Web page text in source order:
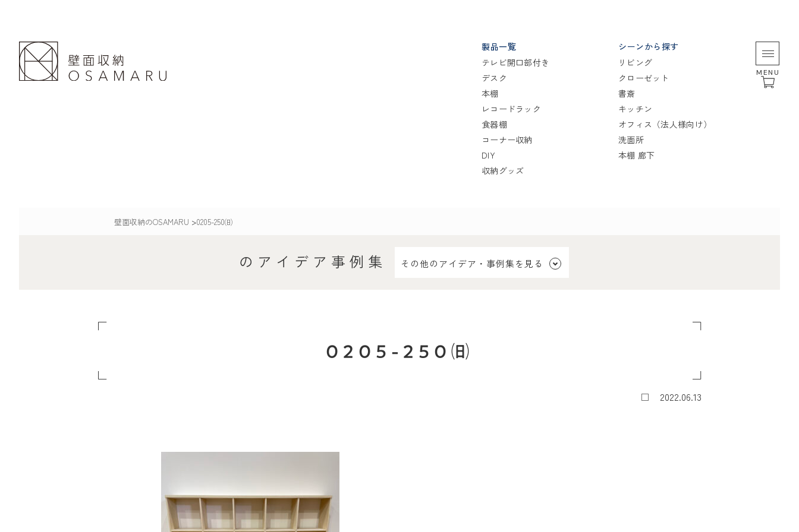
製品一覧
テレビ開口部付き
デスク
本棚
レコードラック
食器棚
コーナー収納
DIY
収納グッズ
シーンから探す
リビング
クローゼット
書斎
キッチン
オフィス（法人様向け）
洗面所
本棚 廊下
MENU
壁面収納のOSAMARU >0205-250㈰
のアイデア事例集 その他のアイデア・事例集を見る
0205-250㈰
2022.06.13